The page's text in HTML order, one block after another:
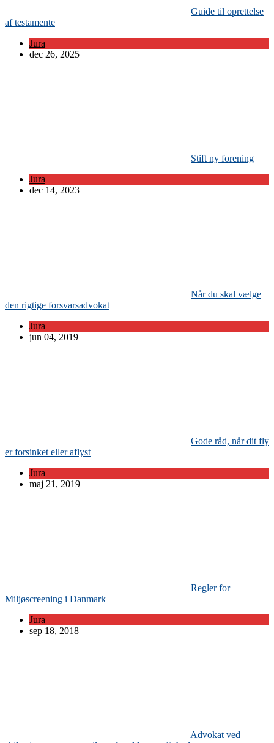
Guide til oprettelse
af testamente
Jura
dec 26, 2025
Stift ny forening
Jura
dec 14, 2023
Når du skal vælge
den rigtige forsvarsadvokat
Jura
jun 04, 2019
Gode råd, når dit fly
er forsinket eller aflyst
Jura
maj 21, 2019
Regler for
Miljøscreening i Danmark
Jura
sep 18, 2018
Advokat ved